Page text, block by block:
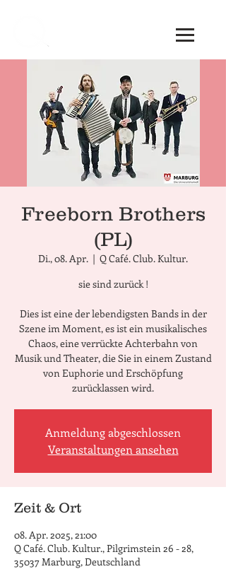
Freeborn Brothers
(PL)
Di., 08. Apr.
  |
Q Café. Club. Kultur.
sie sind zurück !
Dies ist eine der lebendigsten Bands in der
Szene im Moment, es ist ein musikalisches
Chaos, eine verrückte Achterbahn von
Musik und Theater, die Sie in einem Zustand
von Euphorie und Erschöpfung
zurücklassen wird.
Anmeldung abgeschlossen
Veranstaltungen ansehen
Zeit & Ort
08. Apr. 2025, 21:00
Q Café. Club. Kultur., Pilgrimstein 26 - 28,
35037 Marburg, Deutschland